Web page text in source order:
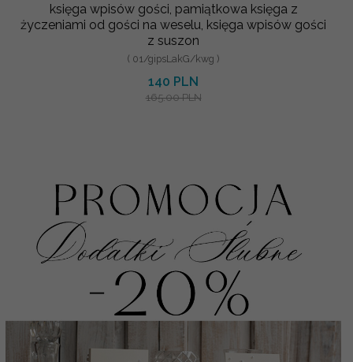
księga wpisów gości, pamiątkowa księga z
życzeniami od gości na weselu, księga wpisów gości
z suszon
( 01/gipsLakG/kwg )
140 PLN
165.00 PLN